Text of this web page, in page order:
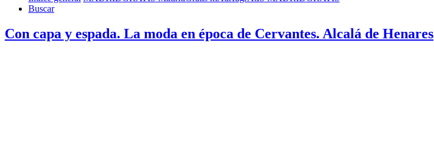
Buscar
Con capa y espada. La moda en época de Cervantes. Alcalá de Henares